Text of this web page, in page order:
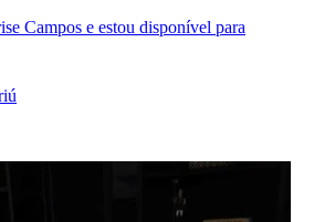
Campos e estou disponível para